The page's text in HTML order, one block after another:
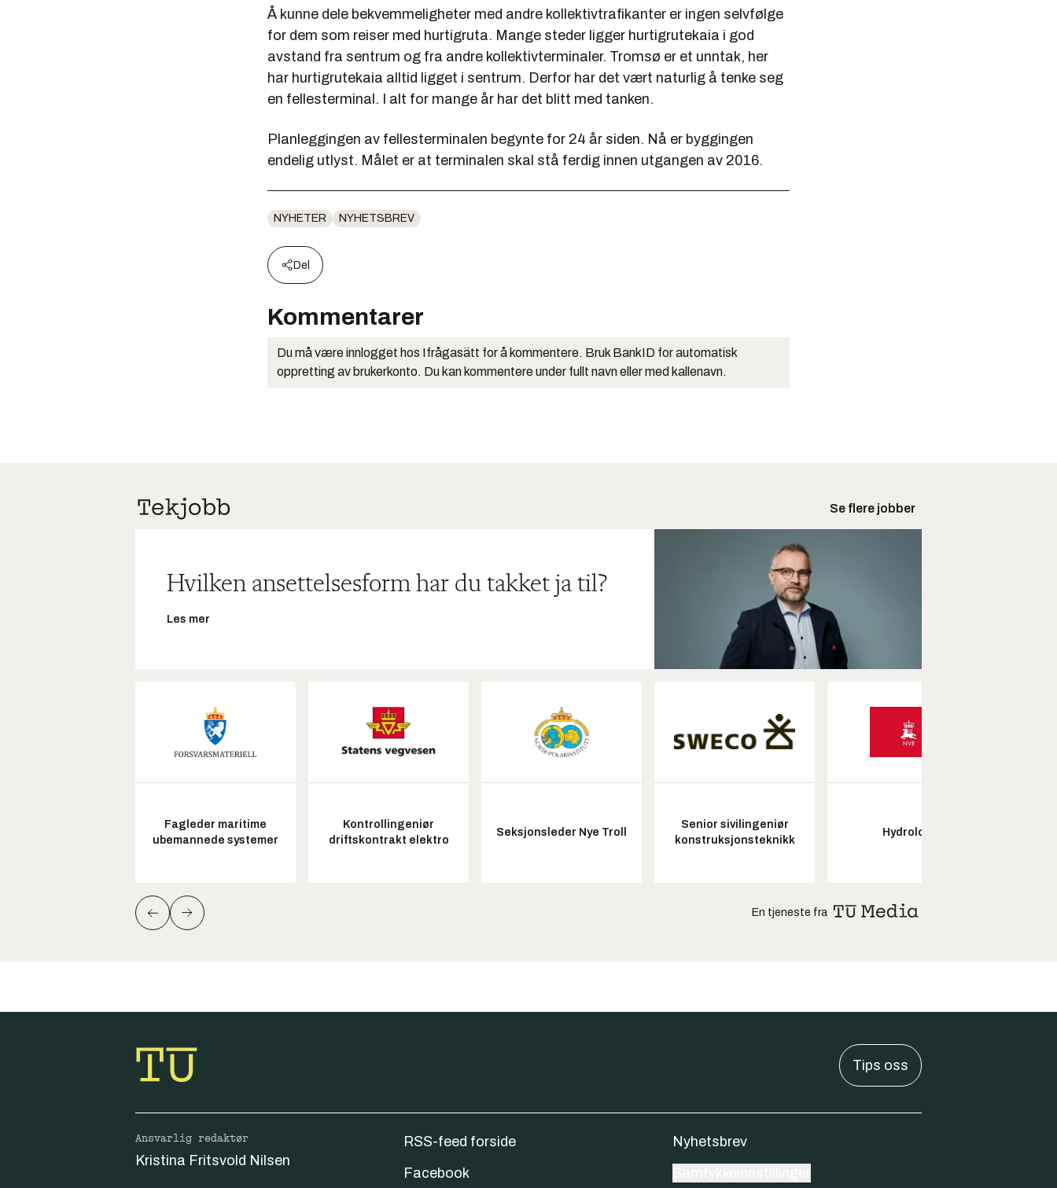
Å kunne dele bekvemmeligheter med andre kollektivtrafikanter er ingen selvfølge
for dem som reiser med hurtigruta. Mange steder ligger hurtigrutekaia i god
avstand fra sentrum og fra andre kollektivterminaler. Tromsø er et unntak, her
har hurtigrutekaia alltid ligget i sentrum. Derfor har det vært naturlig å tenke seg
en fellesterminal. I alt for mange år har det blitt med tanken.
Planleggingen av fellesterminalen begynte for 24 år siden. Nå er byggingen
endelig utlyst. Målet er at terminalen skal stå ferdig innen utgangen av 2016.
NYHETER NYHETSBREV
Del
Kommentarer
Du må være innlogget hos Ifrågasätt for å kommentere. Bruk BankID for automatisk
oppretting av brukerkonto. Du kan kommentere under fullt navn eller med kallenavn.
Se flere jobber
Hvilken ansettelsesform har du takket ja til?
Les mer
Fagleder maritime
ubemannede systemer
Kontrollingeniør
driftskontrakt elektro
Seksjonsleder Nye Troll
Senior sivilingeniør
konstruksjonsteknikk
Hydrolog
En tjeneste fra
Tips oss
Ansvarlig redaktør
Kristina Fritsvold Nilsen
RSS-feed forside
Facebook
Nyhetsbrev